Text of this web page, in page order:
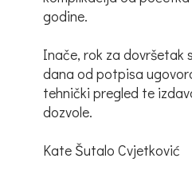
godine.
Inače, rok za dovršetak
dana od potpisa
tehnički pregled te
dozvole.
Kate Šutalo Cvjetković